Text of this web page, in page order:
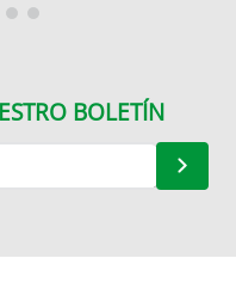
BOLETÍN